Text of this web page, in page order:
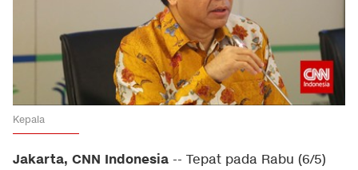
Kepala
Jakarta, CNN Indonesia -- Tepat pada Rabu (6/5)